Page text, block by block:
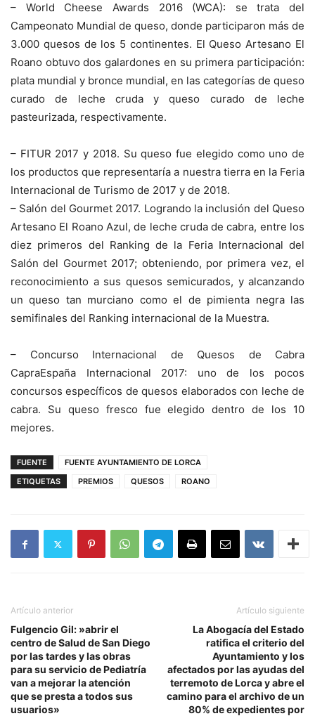
– World Cheese Awards 2016 (WCA): se trata del
Campeonato Mundial de queso, donde participaron más de
3.000 quesos de los 5 continentes. El Queso Artesano El
Roano obtuvo dos galardones en su primera participación:
plata mundial y bronce mundial, en las categorías de queso
curado de leche cruda y queso curado de leche
pasteurizada, respectivamente.
– FITUR 2017 y 2018. Su queso fue elegido como uno de
los productos que representaría a nuestra tierra en la Feria
Internacional de Turismo de 2017 y de 2018.
– Salón del Gourmet 2017. Logrando la inclusión del Queso
Artesano El Roano Azul, de leche cruda de cabra, entre los
diez primeros del Ranking de la Feria Internacional del
Salón del Gourmet 2017; obteniendo, por primera vez, el
reconocimiento a sus quesos semicurados, y alcanzando
un queso tan murciano como el de pimienta negra las
semifinales del Ranking internacional de la Muestra.
– Concurso Internacional de Quesos de Cabra
CapraEspaña Internacional 2017: uno de los pocos
concursos específicos de quesos elaborados con leche de
cabra. Su queso fresco fue elegido dentro de los 10
mejores.
FUENTE
FUENTE AYUNTAMIENTO DE LORCA
ETIQUETAS
PREMIOS QUESOS ROANO
Artículo anterior
Fulgencio Gil: »abrir el
centro de Salud de San Diego
por las tardes y las obras
para su servicio de Pediatría
van a mejorar la atención
que se presta a todos sus
usuarios»
Artículo siguiente
La Abogacía del Estado
ratifica el criterio del
Ayuntamiento y los
afectados por las ayudas del
terremoto de Lorca y abre el
camino para el archivo de un
80% de expedientes por